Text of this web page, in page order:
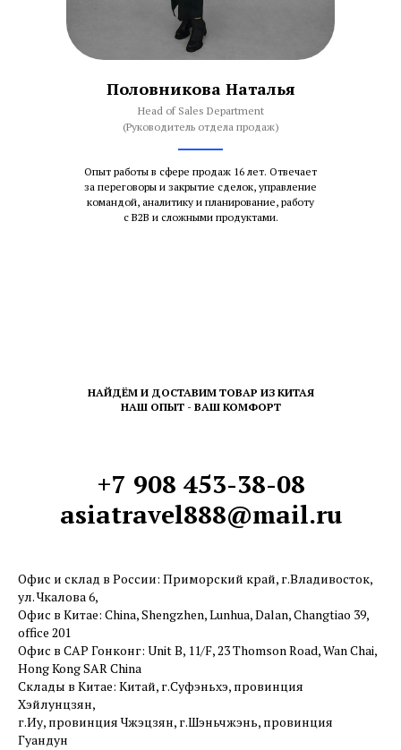
Половникова Наталья
Head of Sales Department
(Руководитель отдела продаж)
Опыт работы в сфере продаж 16 лет. Отвечает
за переговоры и закрытие сделок, управление
командой, аналитику и планирование, работу
с В2В и сложными продуктами.
НАЙДЁМ И ДОСТАВИМ ТОВАР ИЗ КИТАЯ
НАШ ОПЫТ - ВАШ КОМФОРТ
+7 908 453-38-08
asiatravel888@mail.ru
Офис и склад в России: Приморский край, г.Владивосток,
ул. Чкалова 6,
Офис в Китае: China, Shengzhen, Lunhua, Dalan, Changtiao 39,
office 201
Офис в САР Гонконг: Unit B, 11/F, 23 Thomson Road, Wan Chai,
Hong Kong SAR China
Склады в Китае: Китай, г.Суфэньхэ, провинция
Хэйлунцзян,
г.Иу, провинция Чжэцзян, г.Шэньчжэнь, провинция
Гуандун